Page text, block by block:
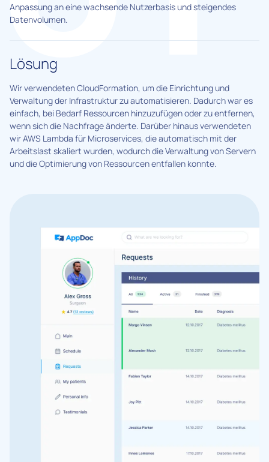
Anpassung an eine wachsende Nutzerbasis und steigendes
Datenvolumen.
Lösung
Wir verwendeten CloudFormation, um die Einrichtung und
Verwaltung der Infrastruktur zu automatisieren. Dadurch war es
einfach, bei Bedarf Ressourcen hinzuzufügen oder zu entfernen,
wenn sich die Nachfrage änderte. Darüber hinaus verwendeten
wir AWS Lambda für Microservices, die automatisch mit der
Arbeitslast skaliert wurden, wodurch die Verwaltung von Servern
und die Optimierung von Ressourcen entfallen konnte.